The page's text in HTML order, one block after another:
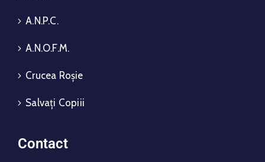
A.N.P.C.
A.N.O.F.M.
Crucea Roșie
Salvați Copiii
Contact